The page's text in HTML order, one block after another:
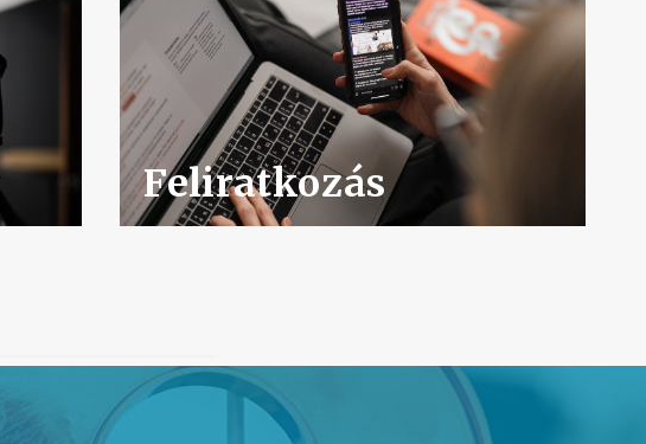
Feliratkozás